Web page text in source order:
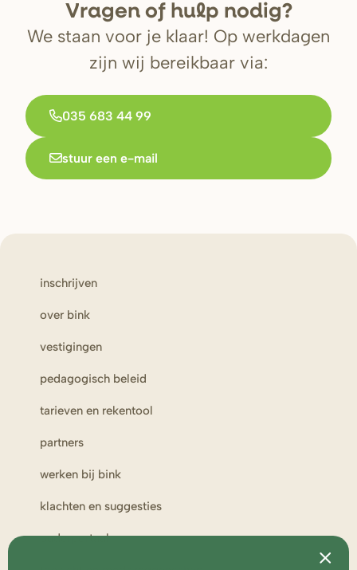
Vragen of hulp nodig?
We staan voor je klaar! Op werkdagen
zijn wij bereikbaar via:
035 683 44 99
stuur een e-mail
inschrijven
over bink
vestigingen
pedagogisch beleid
tarieven en rekentool
partners
werken bij bink
klachten en suggesties
ouderportaal